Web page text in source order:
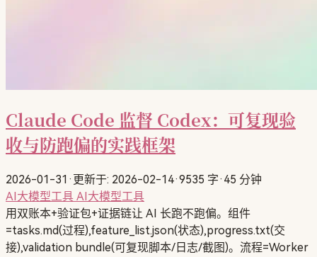
Claude Code 监督 Codex：可复现验
收与防跑偏的实践框架
2026-01-31 · 更新于: 2026-02-14·9535 字· 45 分钟
AI大模型工具 AI大模型工具
用双账本+验证包+证据链让 AI 长跑不跑偏。组件
=tasks.md(过程),feature_list.json(状态),progress.txt(交
接),validation bundle(可复现脚本/日志/截图)。流程=Worker